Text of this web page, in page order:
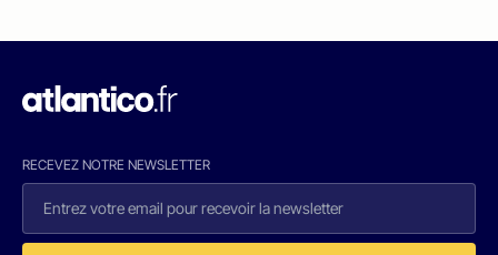
RECEVEZ NOTRE NEWSLETTER